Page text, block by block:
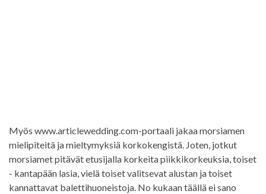
Myös www.articlewedding.com-portaali jakaa morsiamen
mielipiteitä ja mieltymyksiä korkokengistä. Joten, jotkut
morsiamet pitävät etusijalla korkeita piikkikorkeuksia, toiset
- kantapään lasia, vielä toiset valitsevat alustan ja toiset
kannattavat balettihuoneistoja. No kukaan täällä ei sano